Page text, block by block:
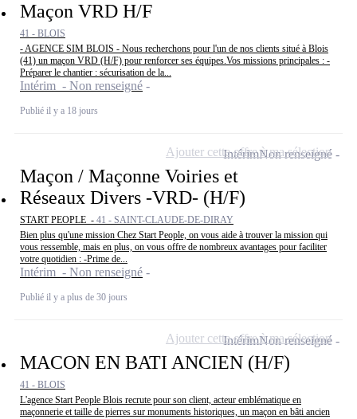
Maçon VRD H/F
41 - BLOIS
- AGENCE SIM BLOIS - Nous recherchons pour l'un de nos clients situé à Blois
(41) un maçon VRD (H/F) pour renforcer ses équipes.Vos missions principales : -
Préparer le chantier : sécurisation de la...
Intérim - Non renseigné
Publié il y a 18 jours
Maçon / Maçonne Voiries et
Réseaux Divers -VRD- (H/F)
START PEOPLE - 41 - SAINT-CLAUDE-DE-DIRAY
Bien plus qu'une mission Chez Start People, on vous aide à trouver la mission qui
vous ressemble, mais en plus, on vous offre de nombreux avantages pour faciliter
votre quotidien : -Prime de...
Intérim - Non renseigné
Publié il y a plus de 30 jours
IntérimNon renseigné
Ajouter cette offre à ma sélection
MACON EN BATI ANCIEN (H/F)
41 - BLOIS
L'agence Start People Blois recrute pour son client, acteur emblématique en
maçonnerie et taille de pierres sur monuments historiques, un maçon en bâti ancien
IntérimNon renseigné
Ajouter cette offre à ma sélection